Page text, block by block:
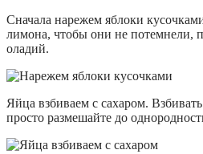
Сначала нарежем яблоки
лимона, чтобы они не потемнели,
оладий.
Яйца взбиваем с сахаром.
просто размешайте до